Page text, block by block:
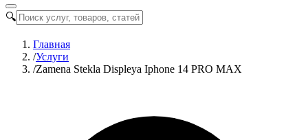
🔍
Главная
/Услуги
/Zamena Stekla Displeya Iphone 14 PRO MAX